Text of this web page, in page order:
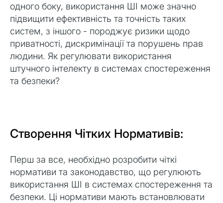
одного боку, використання ШІ може значно
підвищити ефективність та точність таких
систем, з іншого - породжує ризики щодо
приватності, дискримінації та порушень прав
людини. Як регулювати використання
штучного інтелекту в системах спостереження
та безпеки?
Створення Чітких Нормативів:
Перш за все, необхідно розробити чіткі
нормативи та законодавство, що регулюють
використання ШІ в системах спостереження та
безпеки. Ці нормативи мають встановлювати